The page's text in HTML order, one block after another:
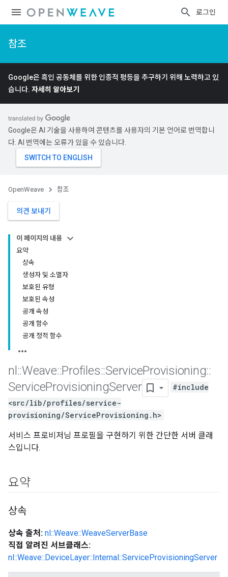
로그인
참조
Google은 흑인 공동체를 위한 인종적 평등을 추구하기 위해 노력하고 있
습니다. 자세히 알아보기
Google은 AI 기술을 사용하여 콘텐츠를 사용자의 기본 언어로 번역합니
다. AI 번역에는 오류가 있을 수 있습니다.
OpenWeave 참조
의견 보내기
이 페이지의 내용
요약
상속
생성자 및 소멸자
보호된 유형
보호된 속성
공개 속성
공개 함수
공개 정적 함수
nl ::Weave::Profiles::ServiceProvisioning::
ServiceProvisioningServer
#include
<src/lib/profiles/service-
provisioning/ServiceProvisioning.h>
서비스 프로비저닝 프로필을 구현하기 위한 간단한 서버 클래
스입니다.
요약
상속
상속 출처: nl::Weave::WeaveServerBase
직접 알려진 서브클래스:
nl::Weave::DeviceLayer::Internal::ServiceProvisioningServer